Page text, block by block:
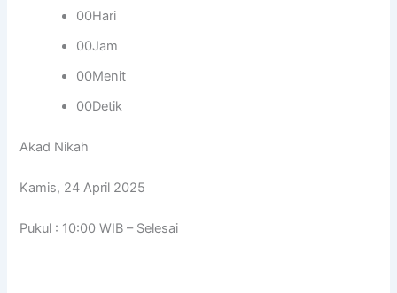
00Hari
00Jam
00Menit
00Detik
Akad Nikah
Kamis, 24 April 2025
Pukul : 10:00 WIB – Selesai